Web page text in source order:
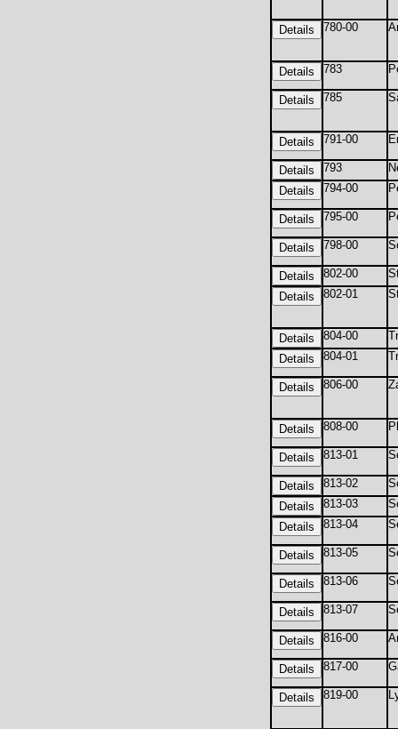
780-00
783
785
791-00
793
794-00
795-00
798-00
802-00
802-01
804-00
804-01
806-00
808-00
813-01
813-02
813-03
813-04
813-05
813-06
813-07
816-00
817-00
819-00